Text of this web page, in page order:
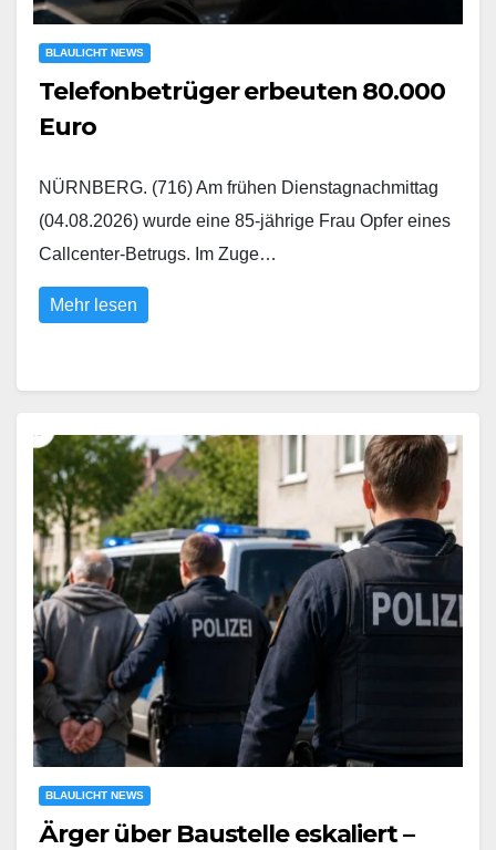
BLAULICHT NEWS
Telefonbetrüger erbeuten 80.000
Euro
NÜRNBERG. (716) Am frühen Dienstagnachmittag
(04.08.2026) wurde eine 85-jährige Frau Opfer eines
Callcenter-Betrugs. Im Zuge…
Mehr lesen
BLAULICHT NEWS
Ärger über Baustelle eskaliert –